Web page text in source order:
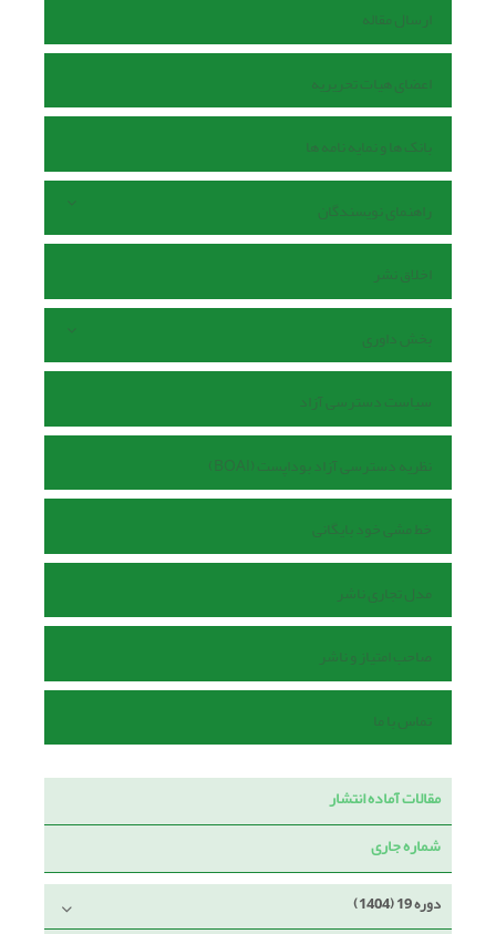
ارسال مقاله
اعضای هیات تحریریه
بانک ها و نمایه نامه ها
راهنمای نویسندگان
اخلاق نشر
بخش داوری
سیاست دسترسی آزاد
نظریه دسترسی آزاد بوداپست (BOAI)
خط مشی خود بایگانی
مدل تجاری ناشر
صاحب امتیاز و ناشر
تماس با ما
مقالات آماده انتشار
شماره جاری
دوره 19 (1404)